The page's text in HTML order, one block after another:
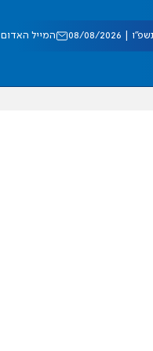
08/2026 המייל האדום